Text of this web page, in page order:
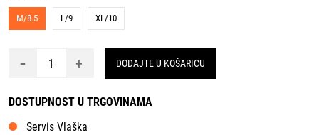
M/8.5 L/9 XL/10
- + DODAJTE U KOŠARICU
DOSTUPNOST U TRGOVINAMA
Servis Vlaška